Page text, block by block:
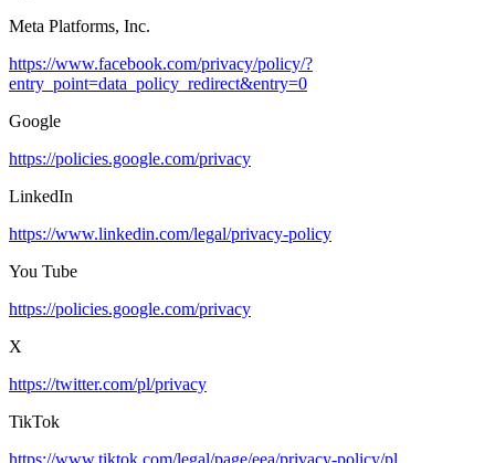
Meta Platforms, Inc.
https://www.facebook.com/privacy/policy/?
entry_point=data_policy_redirect&entry=0
Google
https://policies.google.com/privacy
LinkedIn
https://www.linkedin.com/legal/privacy-policy
You Tube
https://policies.google.com/privacy
X
https://twitter.com/pl/privacy
TikTok